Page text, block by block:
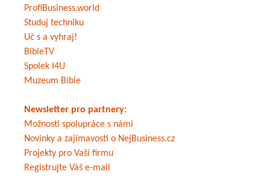
ProfiBusiness.world
Studuj techniku
Uč s a vyhraj!
BibleTV
Spolek I4U
Muzeum Bible
Newsletter pro partnery:
Možnosti spolupráce s námi
Novinky a zajímavosti o NejBusiness.cz
Projekty pro Vaší firmu
Registrujte Váš e-mail